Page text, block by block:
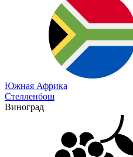
Южная Африка
Стелленбош
Виноград